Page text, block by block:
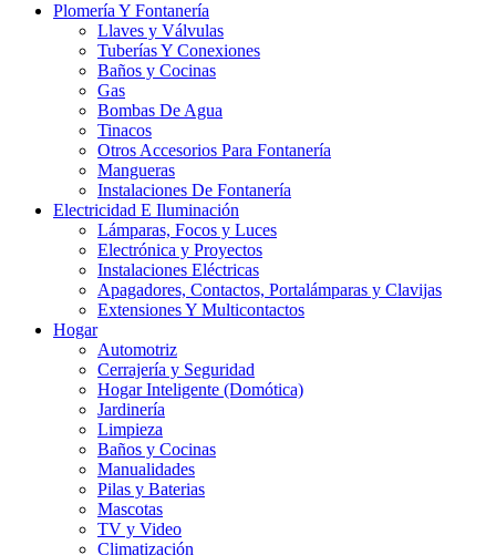
Plomería Y Fontanería
Llaves y Válvulas
Tuberías Y Conexiones
Baños y Cocinas
Gas
Bombas De Agua
Tinacos
Otros Accesorios Para Fontanería
Mangueras
Instalaciones De Fontanería
Electricidad E Iluminación
Lámparas, Focos y Luces
Electrónica y Proyectos
Instalaciones Eléctricas
Apagadores, Contactos, Portalámparas y Clavijas
Extensiones Y Multicontactos
Hogar
Automotriz
Cerrajería y Seguridad
Hogar Inteligente (Domótica)
Jardinería
Limpieza
Baños y Cocinas
Manualidades
Pilas y Baterias
Mascotas
TV y Video
Climatización